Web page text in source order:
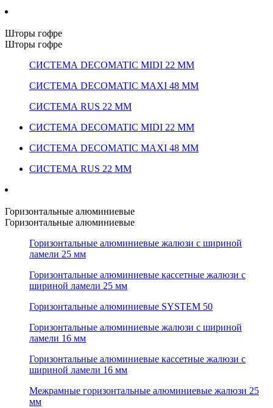
Шторы гофре
Шторы гофре
СИСТЕМА DECOMATIC MIDI 22 ММ
СИСТЕМА DECOMATIC MAXI 48 ММ
СИСТЕМА RUS 22 ММ
СИСТЕМА DECOMATIC MIDI 22 ММ
СИСТЕМА DECOMATIC MAXI 48 ММ
СИСТЕМА RUS 22 ММ
Горизонтальные алюминиевые
Горизонтальные алюминиевые
Горизонтальные алюминиевые жалюзи с шириной
ламели 25 мм
Горизонтальные алюминиевые кассетные жалюзи с
шириной ламели 25 мм
Горизонтальные алюминиевые SYSTEM 50
Горизонтальные алюминиевые жалюзи с шириной
ламели 16 мм
Горизонтальные алюминиевые кассетные жалюзи с
шириной ламели 16 мм
Межрамные горизонтальные алюминиевые жалюзи 25
мм